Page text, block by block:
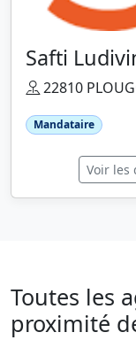
Safti
22810
Mandataire
Voir les
Toutes les
proximité